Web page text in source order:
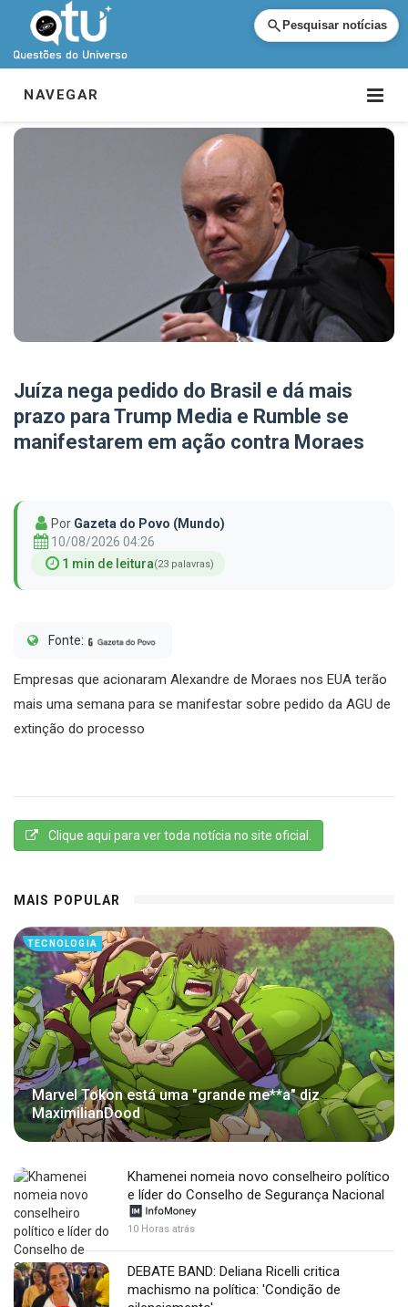
Pesquisar notícias
NAVEGAR
Juíza nega pedido do Brasil e dá mais
prazo para Trump Media e Rumble se
manifestarem em ação contra Moraes
Por Gazeta do Povo (Mundo)
10/08/2026 04:26
1 min de leitura(23 palavras)
Fonte:
Empresas que acionaram Alexandre de Moraes nos EUA terão
mais uma semana para se manifestar sobre pedido da AGU de
extinção do processo
Clique aqui para ver toda notícia no site oficial.
MAIS POPULAR
TECNOLOGIA
Marvel Tokon está uma "grande me**a" diz
MaximilianDood
Khamenei nomeia novo conselheiro político
e líder do Conselho de Segurança Nacional
10 Horas atrás
DEBATE BAND: Deliana Ricelli critica
machismo na política: 'Condição de